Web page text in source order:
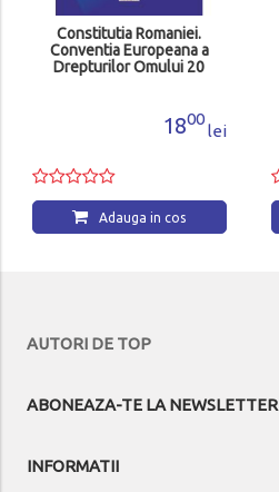
Constitutia Romaniei.
Conventia Europeana a
Drepturilor Omului 20
1800
lei
Adauga in cos
AUTORI DE TOP
ABONEAZA-TE LA NEWSLETTER
INFORMATII